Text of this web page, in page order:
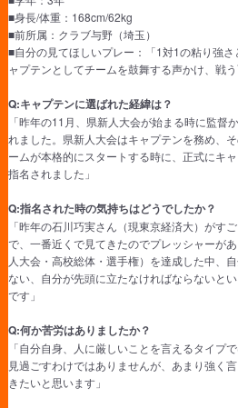
■身長/体重：168cm/62kg
■前所属：クラブ与野（埼玉）
■自分の見てほしいプレー：「1対1の粘り強
ャプテンとしてチームを鼓舞する声かけ、戦
Q:キャプテンに選ばれた経緯は？
「昨年の11月、県新人大会が始まる時に監督
れました。県新人大会はキャプテンを務め、
ームが本格的にスタートする時に、正式にキ
指名されました」
Q:指名された時の気持ちはどうでしたか？
「昨年の石川巧実さん（現東京経済大）がす
で、一番近くで見てきたのでプレッシャーが
人大会・高校総体・選手権）を達成した中、
ない、自分が先頭に立たなければならないと
です」
Q:何か苦労はありましたか？
「自分自身、人に厳しいことを言えるタイプ
見過ごすわけではありませんが、あまり強く
きたいと思います」